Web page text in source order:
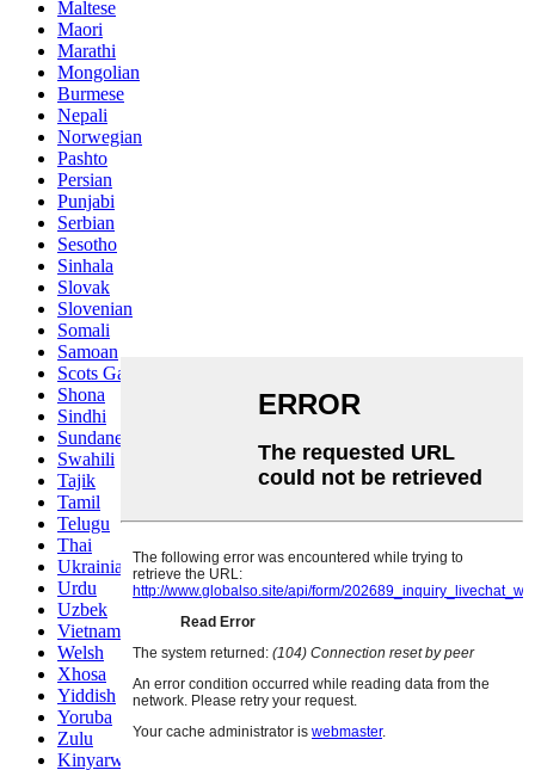
Maltese
Maori
Marathi
Mongolian
Burmese
Nepali
Norwegian
Pashto
Persian
Punjabi
Serbian
Sesotho
Sinhala
Slovak
Slovenian
Somali
Samoan
Scots Gaelic
Shona
Sindhi
Sundanese
Swahili
Tajik
Tamil
Telugu
Thai
Ukrainian
Urdu
Uzbek
Vietnamese
Welsh
Xhosa
Yiddish
Yoruba
Zulu
Kinyarwanda